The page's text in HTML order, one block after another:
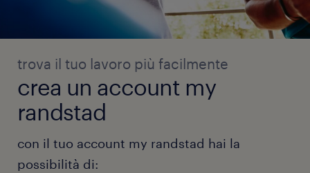
trova il tuo lavoro più facilmente
crea un account my
randstad
con il tuo account my randstad hai la
possibilità di: